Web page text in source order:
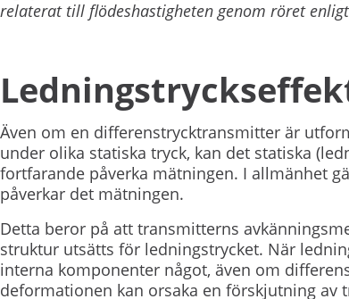
relaterat till flödeshastigheten genom röret
Även om en differenstrycktransmitter är
under olika statiska tryck, kan det statiska
fortfarande påverka mätningen. I allmänhet
påverkar det mätningen.
Detta beror på att transmitterns
struktur utsätts för ledningstrycket. När
interna komponenter något, även om
deformationen kan orsaka en förskjutning av